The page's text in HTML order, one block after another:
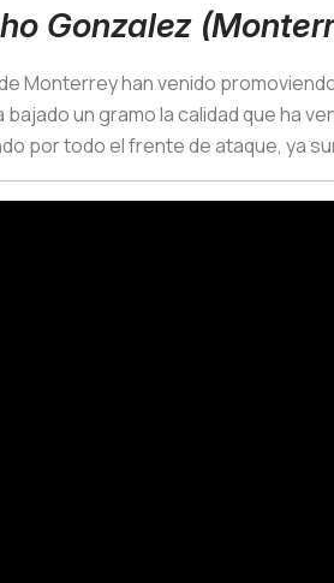
Gonzalez
Monterrey han venido
bajado un gramo la calidad que ha
por todo el frente de ataque, ya